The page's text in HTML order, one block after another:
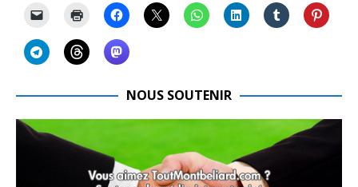
NOUS SOUTENIR